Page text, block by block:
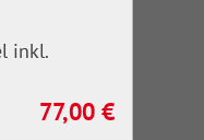
inkl.
Regulärer Preis:
77,00 €